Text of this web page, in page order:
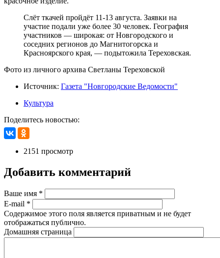
Слёт ткачей пройдёт 11-13 августа. Заявки на
участие подали уже более 30 человек. География
участников — широкая: от Новгородского и
соседних регионов до Магнитогорска и
Красноярского края, — подытожила Тереховская.
Фото из личного архива Светланы Тереховской
Источник: Газета "Новгородские Ведомости"
Культура
Поделитесь новостью:
2151 просмотр
Добавить комментарий
Ваше имя *
E-mail *
Содержимое этого поля является приватным и не будет
отображаться публично.
Домашняя страница